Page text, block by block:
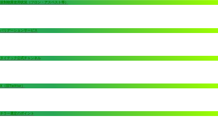
規制物質使用状況（フロン・アスベスト等）
バリデーションサービス
タイテック公式チャンネル
X（旧Twitter）
チラー選定のポイント